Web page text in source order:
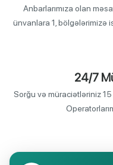
Anbarlarımıza olan
ünvanlara 1, bölgələrimizə
24/7
Sorğu və müraciətləriniz 15